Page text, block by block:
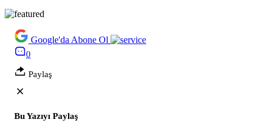
Google'da Abone Ol
0
Paylaş
Bu Yazıyı Paylaş